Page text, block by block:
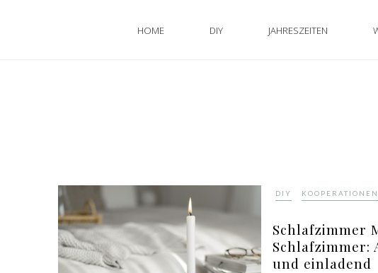
HOME DIY JAHRESZEITEN
DIY KOOPERATIONEN
Schlafzimmer
Schlafzimmer:
und einladend